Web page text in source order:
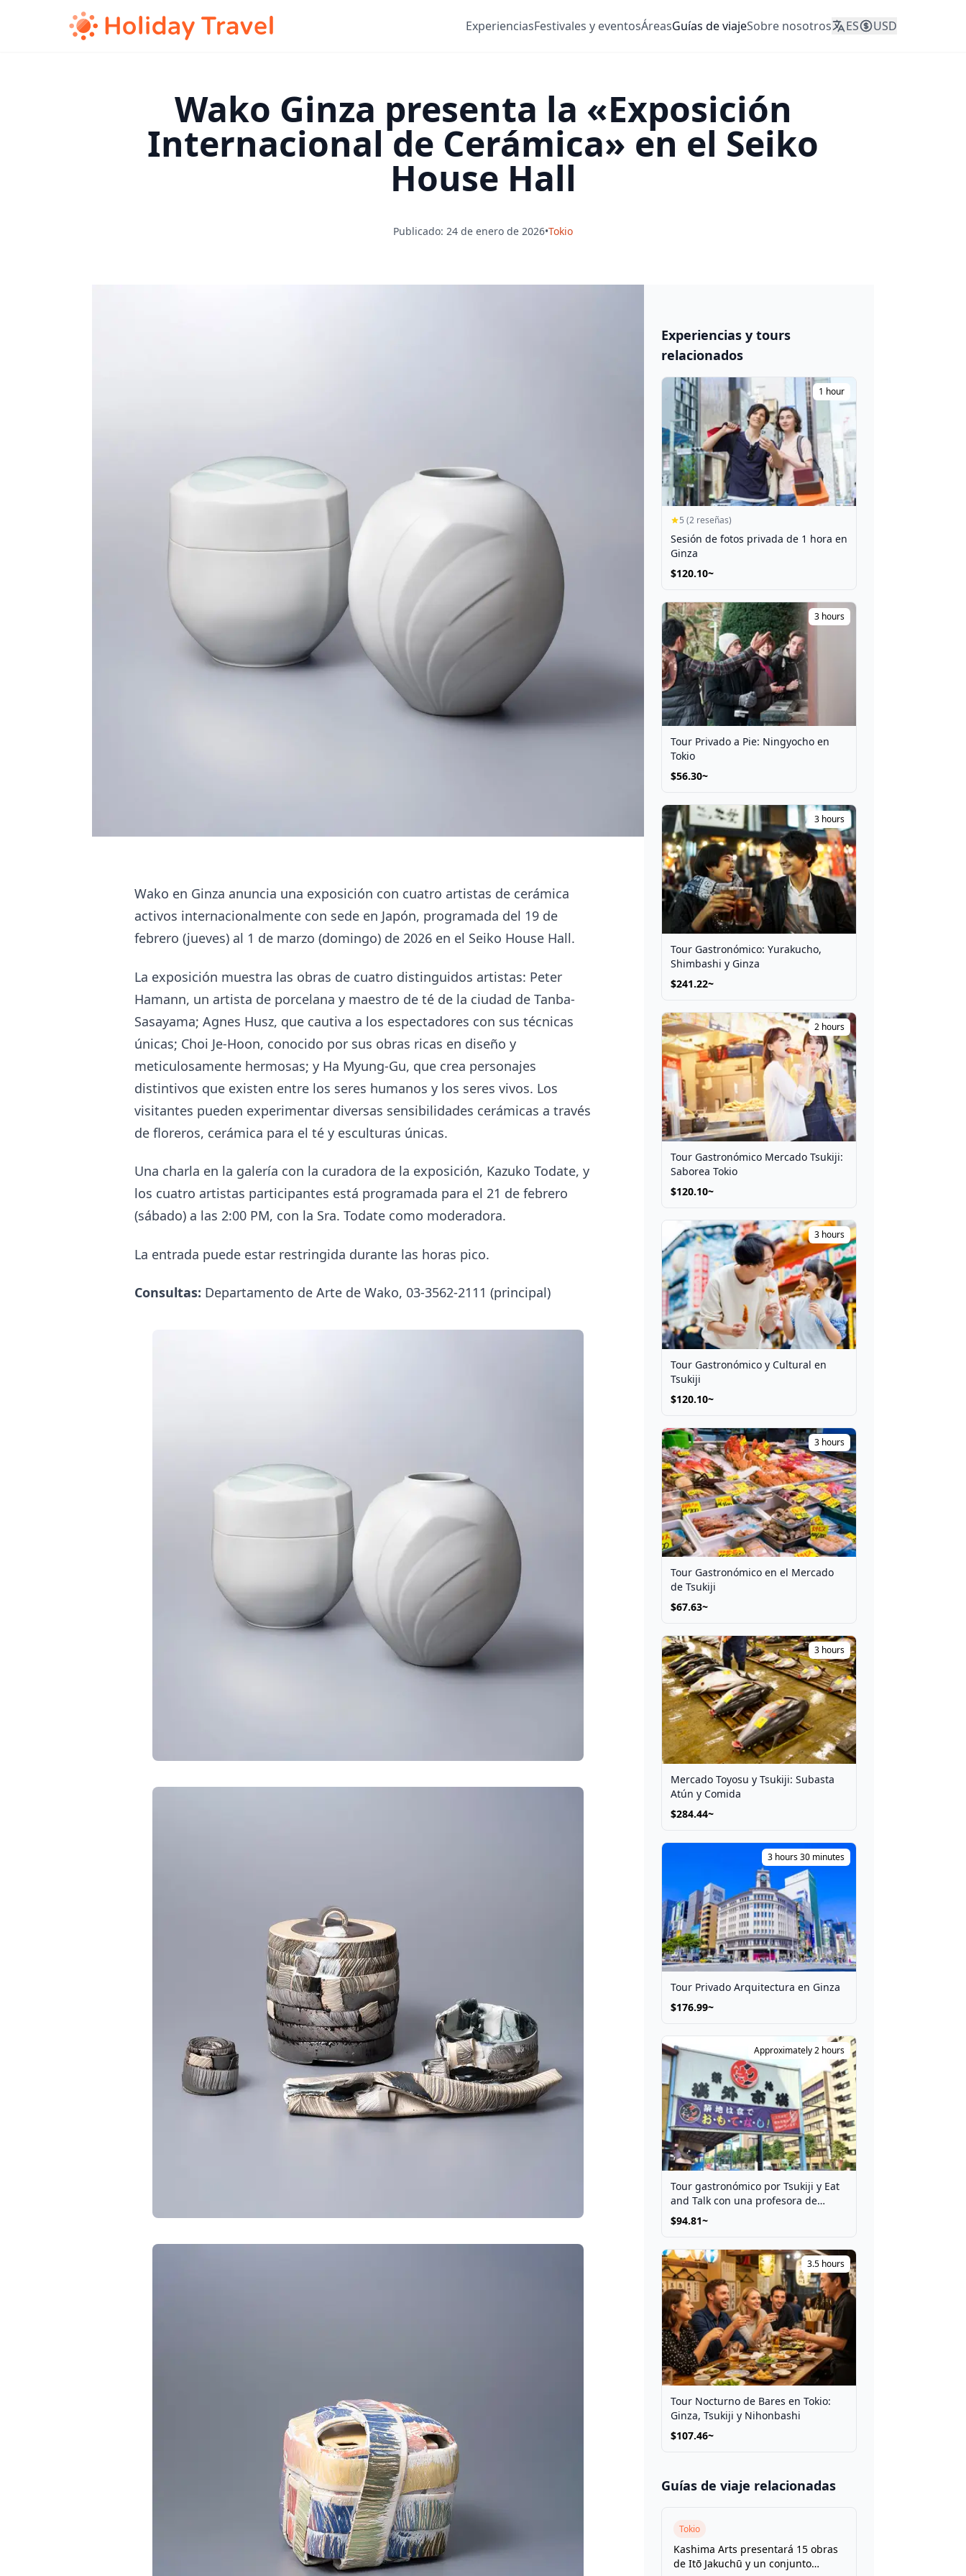
ExperienciasFestivales y eventosÁreasGuías de viajeSobre nosotros ES USD
Wako Ginza presenta la «Exposición
Internacional de Cerámica» en el Seiko
House Hall
Publicado: 24 de enero de 2026•Tokio
Wako en Ginza anuncia una exposición con cuatro artistas de cerámica
activos internacionalmente con sede en Japón, programada del 19 de
febrero (jueves) al 1 de marzo (domingo) de 2026 en el Seiko House Hall.
La exposición muestra las obras de cuatro distinguidos artistas: Peter
Hamann, un artista de porcelana y maestro de té de la ciudad de Tanba-
Sasayama; Agnes Husz, que cautiva a los espectadores con sus técnicas
únicas; Choi Je-Hoon, conocido por sus obras ricas en diseño y
meticulosamente hermosas; y Ha Myung-Gu, que crea personajes
distintivos que existen entre los seres humanos y los seres vivos. Los
visitantes pueden experimentar diversas sensibilidades cerámicas a través
de floreros, cerámica para el té y esculturas únicas.
Una charla en la galería con la curadora de la exposición, Kazuko Todate, y
los cuatro artistas participantes está programada para el 21 de febrero
(sábado) a las 2:00 PM, con la Sra. Todate como moderadora.
La entrada puede estar restringida durante las horas pico.
Consultas: Departamento de Arte de Wako, 03-3562-2111 (principal)
🎆 Matsuri y
Festivales
Obtener Entradas
Experiencias y tours
relacionados
1 hour
5 (2 reseñas)
Sesión de fotos privada de 1 hora en
Ginza
$120.10~
3 hours
Tour Privado a Pie: Ningyocho en
Tokio
$56.30~
3 hours
Tour Gastronómico: Yurakucho,
Shimbashi y Ginza
$241.22~
2 hours
Tour Gastronómico Mercado Tsukiji:
Saborea Tokio
$120.10~
3 hours
Tour Gastronómico y Cultural en
Tsukiji
$120.10~
3 hours
Tour Gastronómico en el Mercado
de Tsukiji
$67.63~
3 hours
Mercado Toyosu y Tsukiji: Subasta
Atún y Comida
$284.44~
3 hours 30 minutes
Tour Privado Arquitectura en Ginza
$176.99~
Approximately 2 hours
Tour gastronómico por Tsukiji y Eat
and Talk con una profesora de
japonés
$94.81~
3.5 hours
Tour Nocturno de Bares en Tokio:
Ginza, Tsukiji y Nihonbashi
$107.46~
Guías de viaje relacionadas
Tokio
Kashima Arts presentará 15 obras
de Itō Jakuchū y un conjunto